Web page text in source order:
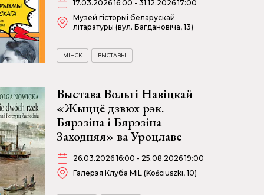
17.03.2026 16:00 - 31.12.2026 17:00
Музей гісторыі беларускай
літаратуры (вул. Багдановіча, 13)
МІНСК ВЫСТАВЫ
Выстава Вольгі Навіцкай
«Жыццё дзвюх рэк.
Бярэзіна і Бярэзіна
Заходняя» ва Уроцлаве
26.03.2026 16:00 - 25.08.2026 19:00
Галерэя Клуба MiL (Kościuszki, 10)